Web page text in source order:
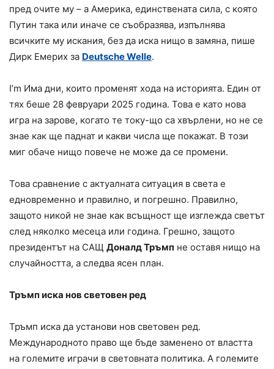
пред очите му – а Америка, единствената сила, с която
Путин така или иначе се съобразява, изпълнява
всичките му искания, без да иска нищо в замяна, пише
Дирк Емерих за Deutsche Welle.
I’m Има дни, които променят хода на историята. Един от
тях беше 28 февруари 2025 година. Това е като нова
игра на зарове, когато те току-що са хвърлени, но не се
знае как ще паднат и какви числа ще покажат. В този
миг обаче нищо повече не може да се промени.
Това сравнение с актуалната ситуация в света е
едновременно и правилно, и погрешно. Правилно,
защото никой не знае как всъщност ще изглежда светът
след няколко месеца или година. Грешно, защото
президентът на САЩ Доналд Тръмп не оставя нищо на
случайността, а следва ясен план.
Тръмп иска нов световен ред
Тръмп иска да установи нов световен ред.
Международното право ще бъде заменено от властта
на големите играчи в световната политика. А големите